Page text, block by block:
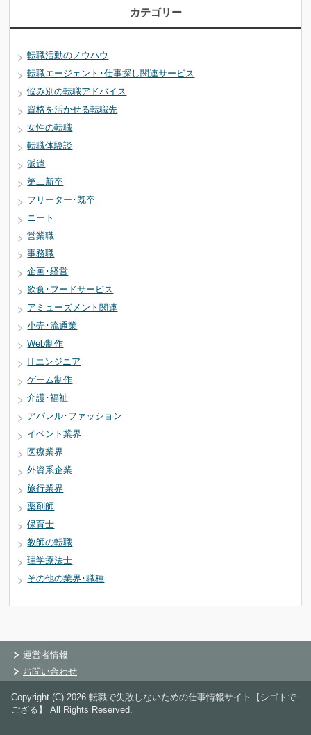
カテゴリー
転職活動のノウハウ
転職エージェント･仕事探し関連サービス
悩み別の転職アドバイス
資格を活かせる転職先
女性の転職
転職体験談
派遣
第二新卒
フリーター･既卒
ニート
営業職
事務職
企画･経営
飲食･フードサービス
アミューズメント関連
小売･流通業
Web制作
ITエンジニア
ゲーム制作
介護･福祉
アパレル･ファッション
イベント業界
医療業界
外資系企業
旅行業界
薬剤師
保育士
教師の転職
理学療法士
その他の業界･職種
運営者情報
お問い合わせ
Copyright (C) 2026 転職で失敗しないための仕事情報サイト【シゴトで
ござる】All Rights Reserved.